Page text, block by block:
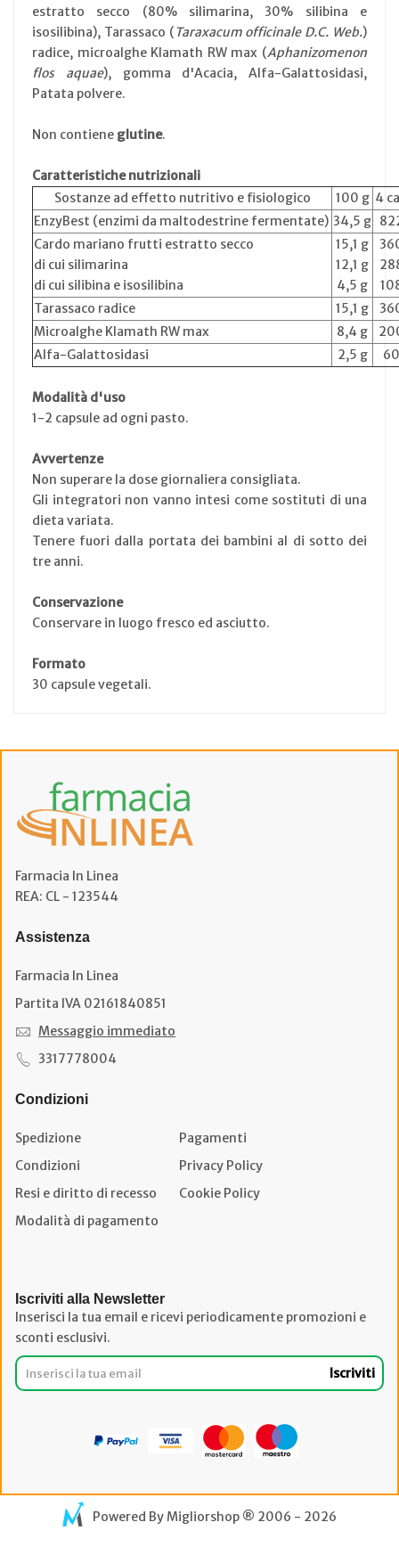
estratto secco (80% silimarina, 30% silibina e
isosilibina), Tarassaco (Taraxacum officinale D.C. Web.)
radice, microalghe Klamath RW max (Aphanizomenon
flos aquae), gomma d'Acacia, Alfa-Galattosidasi,
Patata polvere.
Non contiene glutine.
Caratteristiche nutrizionali
Sostanze ad effetto nutritivo e fisiologico
100 g 4
EnzyBest (enzimi da maltodestrine fermentate) 34,5 g
Cardo mariano frutti estratto secco
di cui silimarina
di cui silibina e isosilibina
15,1 g
12,1 g
4,5 g
Tarassaco radice
15,1 g
Microalghe Klamath RW max
8,4 g
Alfa-Galattosidasi
2,5 g
Modalità d'uso
1-2 capsule ad ogni pasto.
Avvertenze
Non superare la dose giornaliera consigliata.
Gli integratori non vanno intesi come sostituti di una
dieta variata.
Tenere fuori dalla portata dei bambini al di sotto dei
tre anni.
Conservazione
Conservare in luogo fresco ed asciutto.
Formato
30 capsule vegetali.
Farmacia In Linea
REA: CL - 123544
Assistenza
Farmacia In Linea
Partita IVA 02161840851
Messaggio immediato
3317778004
Condizioni
Spedizione
Pagamenti
Condizioni
Privacy Policy
Resi e diritto di recesso
Cookie Policy
Modalità di pagamento
Iscriviti alla Newsletter
Inserisci la tua email e ricevi periodicamente promozioni e
sconti esclusivi.
Iscriviti
Powered ByMigliorshop® 2006 - 2026